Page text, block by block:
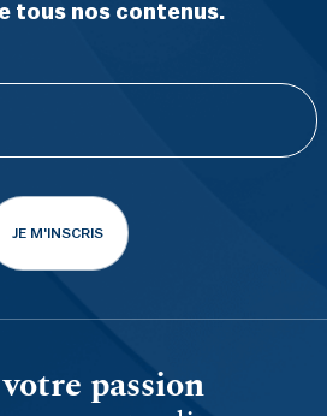
tous nos contenus.
JE M'INSCRIS
passion